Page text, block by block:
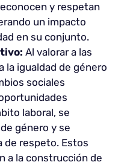
y respetan
un impacto
en su conjunto.
Al valorar a las
la igualdad de género
sociales
laboral, se
género y se
de respeto. Estos
a la construcción de